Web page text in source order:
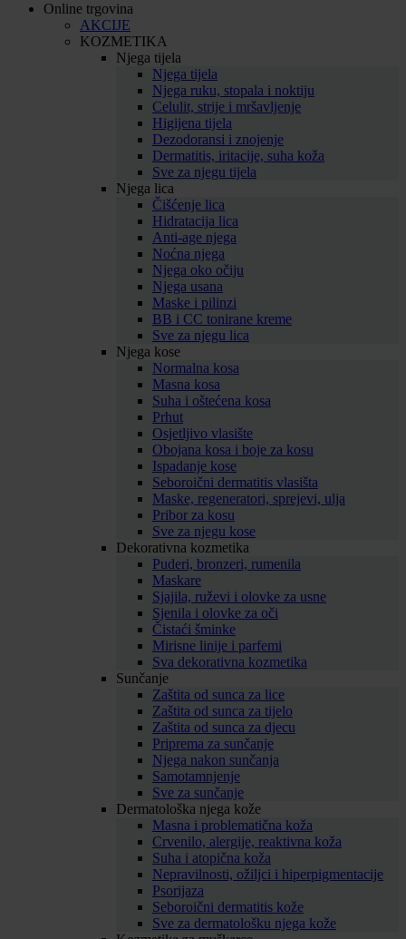
Online trgovina
AKCIJE
KOZMETIKA
Njega tijela
Njega tijela
Njega ruku, stopala i noktiju
Celulit, strije i mršavljenje
Higijena tijela
Dezodoransi i znojenje
Dermatitis, iritacije, suha koža
Sve za njegu tijela
Njega lica
Čišćenje lica
Hidratacija lica
Anti-age njega
Noćna njega
Njega oko očiju
Njega usana
Maske i pilinzi
BB i CC tonirane kreme
Sve za njegu lica
Njega kose
Normalna kosa
Masna kosa
Suha i oštećena kosa
Prhut
Osjetljivo vlasište
Obojana kosa i boje za kosu
Ispadanje kose
Seboroični dermatitis vlasišta
Maske, regeneratori, sprejevi, ulja
Pribor za kosu
Sve za njegu kose
Dekorativna kozmetika
Puderi, bronzeri, rumenila
Maskare
Sjajila, ruževi i olovke za usne
Sjenila i olovke za oči
Čistaći šminke
Mirisne linije i parfemi
Sva dekorativna kozmetika
Sunčanje
Zaštita od sunca za lice
Zaštita od sunca za tijelo
Zaštita od sunca za djecu
Priprema za sunčanje
Njega nakon sunčanja
Samotamnjenje
Sve za sunčanje
Dermatološka njega kože
Masna i problematična koža
Crvenilo, alergije, reaktivna koža
Suha i atopična koža
Nepravilnosti, ožiljci i hiperpigmentacije
Psorijaza
Seboroični dermatitis kože
Sve za dermatološku njega kože